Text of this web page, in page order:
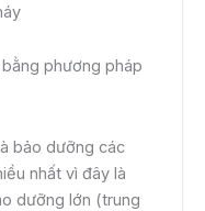
phương pháp
bảo dưỡng các
nhất vì đây là
dưỡng lớn (trung